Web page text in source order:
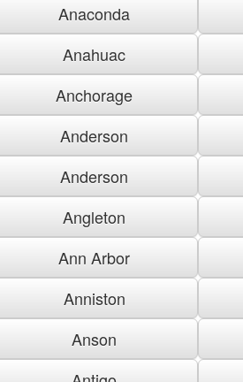
Anaconda
Anahuac
Anchorage
Anderson
Anderson
Angleton
Ann Arbor
Anniston
Anson